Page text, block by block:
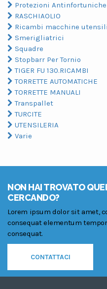
Protezioni Antinfortuniche
RASCHIAOLIO
Ricambi macchine utensili
Smerigliatrici
Squadre
Stopbarr Per Tornio
TIGER FU 130.RICAMBI
TORRETTE AUTOMATICHE
TORRETTE MANUALI
Transpallet
TURCITE
UTENSILERIA
Varie
NON HAI TROVATO
CERCANDO?
Lorem ipsum dolor sit amet,
consequat elementum
consequat.
CONTATTACI